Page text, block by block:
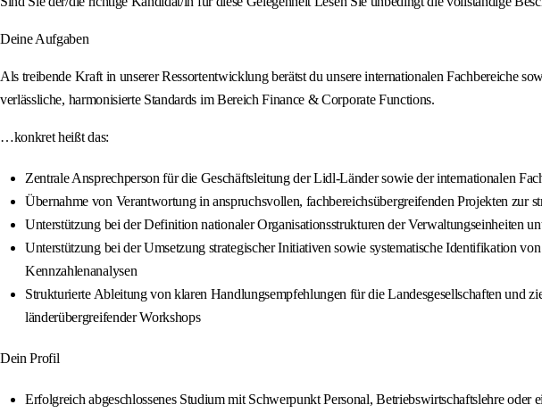
Deine Aufgaben
Als treibende Kraft in unserer Ressortentwicklung berätst du unsere internationalen Fachbereiche
verlässliche, harmonisierte Standards im Bereich Finance & Corporate Functions.
…konkret heißt das:
Zentrale Ansprechperson für die Geschäftsleitung der Lidl-Länder sowie der internationalen
Übernahme von Verantwortung in anspruchsvollen, fachbereichsübergreifenden Projekten zur
Unterstützung bei der Definition nationaler Organisationsstrukturen der Verwaltungseinheiten
Unterstützung bei der Umsetzung strategischer Initiativen sowie systematische Identifikation
Kennzahlenanalysen
Strukturierte Ableitung von klaren Handlungsempfehlungen für die Landesgesellschaften und
länderübergreifender Workshops
Dein Profil
Erfolgreich abgeschlossenes Studium mit Schwerpunkt Personal, Betriebswirtschaftslehre